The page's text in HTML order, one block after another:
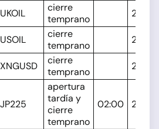
UKOIL
cierre
temprano
20:30
USOIL
cierre
temprano
20:30
XNGUSD
cierre
temprano
20:30
JP225
apertura
tardía y
cierre
temprano
02:00 20:15